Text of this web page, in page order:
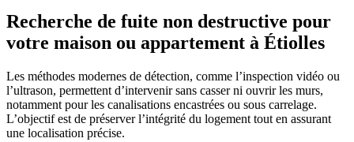
Recherche de fuite non destructive pour
votre maison ou appartement à Étiolles
Les méthodes modernes de détection, comme l’inspection vidéo ou
l’ultrason, permettent d’intervenir sans casser ni ouvrir les murs,
notamment pour les canalisations encastrées ou sous carrelage.
L’objectif est de préserver l’intégrité du logement tout en assurant
une localisation précise.